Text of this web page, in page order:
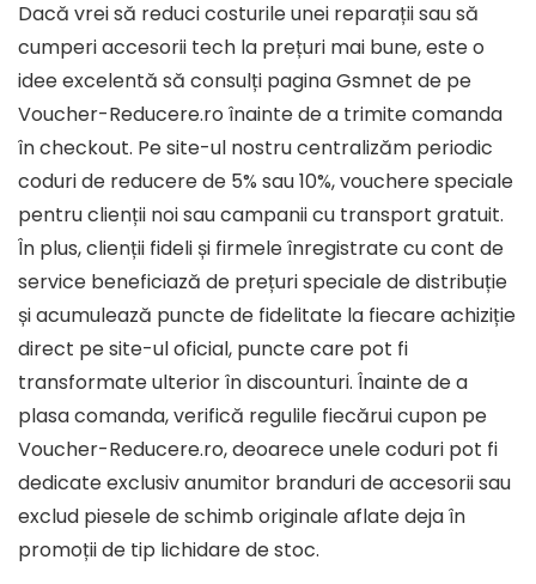
Dacă vrei să reduci costurile unei reparații sau să
cumperi accesorii tech la prețuri mai bune, este o
idee excelentă să consulți pagina Gsmnet de pe
Voucher-Reducere.ro înainte de a trimite comanda
în checkout. Pe site-ul nostru centralizăm periodic
coduri de reducere de 5% sau 10%, vouchere speciale
pentru clienții noi sau campanii cu transport gratuit.
În plus, clienții fideli și firmele înregistrate cu cont de
service beneficiază de prețuri speciale de distribuție
și acumulează puncte de fidelitate la fiecare achiziție
direct pe site-ul oficial, puncte care pot fi
transformate ulterior în discounturi. Înainte de a
plasa comanda, verifică regulile fiecărui cupon pe
Voucher-Reducere.ro, deoarece unele coduri pot fi
dedicate exclusiv anumitor branduri de accesorii sau
exclud piesele de schimb originale aflate deja în
promoții de tip lichidare de stoc.